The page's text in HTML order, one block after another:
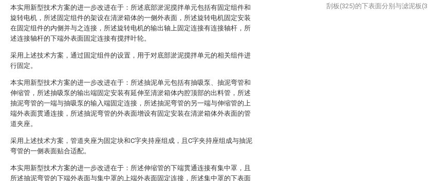
本实用新型技术方案的进一步改进在于：所述底部淤泥搅拌单元包括有固定组件和
旋转电机，所述固定组件的架设在清淤箱体的一侧外表面，所述旋转电机固定安装
在固定组件的内侧并与之连接，所述旋转电机的输出轴上固定连接有连接轴杆，所
述连接轴杆的下端外表面固定连接有搅拌叶轮。
采用上述技术方案，通过固定组件的设置，用于对底部淤泥搅拌单元的相关组件进
行固定。
本实用新型技术方案的进一步改进在于：所述抽泥单元包括有抽吸泵、抽泥弯管和
伸缩管，所述抽吸泵的输出端固定安装有延伸至清淤箱体内腔顶部的出料管，所述
抽泥弯管的一端与抽吸泵的输入端固定连接，所述抽泥弯管的另一端与伸缩管的上
端外表面贯通连接，所述抽泥弯管的外表面增设有固定安装在清淤箱体外表面的管
道夹座。
采用上述技术方案，管道夹座为固定块和C字夹持座组成，且C字夹持座组成与抽泥
弯管的一侧表面贴合适配。
本实用新型技术方案的进一步改进在于：所述伸缩管的下端贯通连接有集中罩，且
所述抽泥弯管的下端外表面与集中罩的上端外表面固定连接，所述集中罩的下表面
刮板(325)的下表面分别与滤泥板